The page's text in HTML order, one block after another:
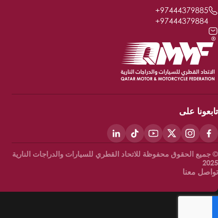
على
97444379885+
97444379884+
الحقوق محفوظة للاتحاد القطري للسيارات والدراجات النارية
معنا